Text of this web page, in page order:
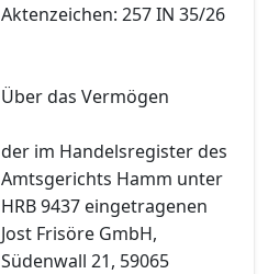
Aktenzeichen: 257 IN 35/26
Über das Vermögen
der im Handelsregister des
Amtsgerichts Hamm unter
HRB 9437 eingetragenen
Jost Frisöre GmbH,
Südenwall 21, 59065